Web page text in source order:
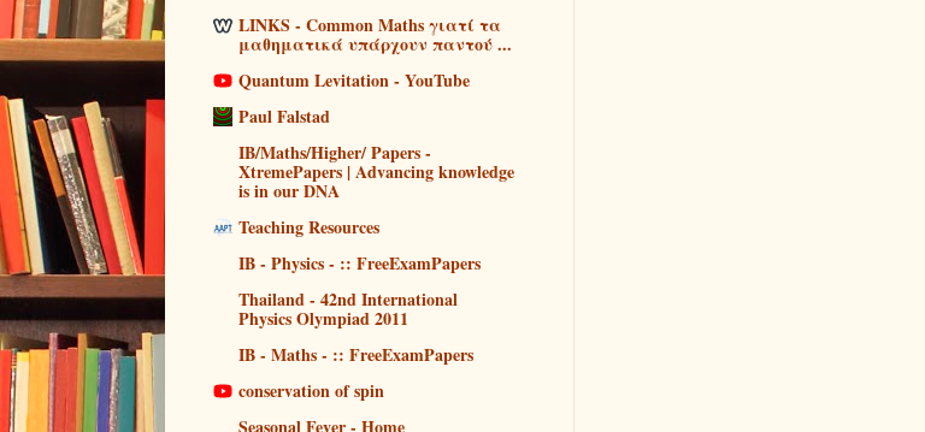
LINKS - Common Maths γιατί τα
μαθηματικά υπάρχουν παντού ...
Quantum Levitation - YouTube
Paul Falstad
IB/Maths/Higher/ Papers -
XtremePapers | Advancing knowledge
is in our DNA
Teaching Resources
IB - Physics - :: FreeExamPapers
Thailand - 42nd International
Physics Olympiad 2011
IB - Maths - :: FreeExamPapers
conservation of spin
Seasonal Fever - Home